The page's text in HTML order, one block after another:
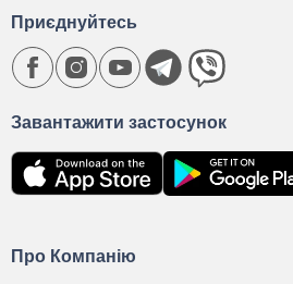
Про Компанію
Завантажити застосунок
Приєднуйтесь